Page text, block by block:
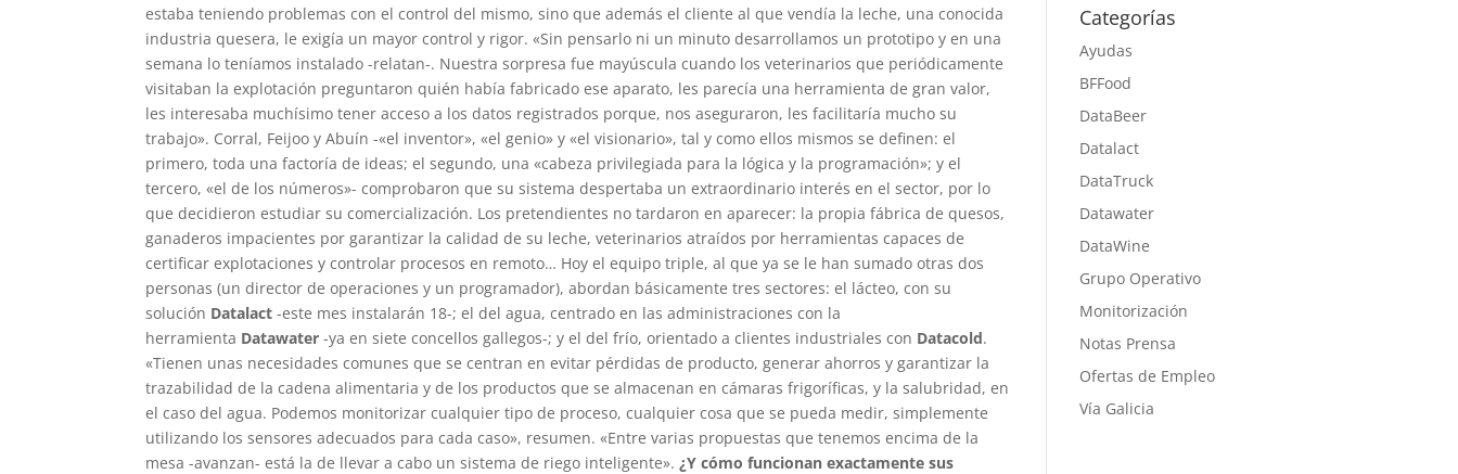
estaba teniendo problemas con el control del mismo, sino que además el cliente al que vendía la leche, una conocida
industria quesera, le exigía un mayor control y rigor. «Sin pensarlo ni un minuto desarrollamos un prototipo y en una
semana lo teníamos instalado -relatan-. Nuestra sorpresa fue mayúscula cuando los veterinarios que periódicamente
visitaban la explotación preguntaron quién había fabricado ese aparato, les parecía una herramienta de gran valor,
les interesaba muchísimo tener acceso a los datos registrados porque, nos aseguraron, les facilitaría mucho su
trabajo». Corral, Feijoo y Abuín -«el inventor», «el genio» y «el visionario», tal y como ellos mismos se definen: el
primero, toda una factoría de ideas; el segundo, una «cabeza privilegiada para la lógica y la programación»; y el
tercero, «el de los números»- comprobaron que su sistema despertaba un extraordinario interés en el sector, por lo
que decidieron estudiar su comercialización. Los pretendientes no tardaron en aparecer: la propia fábrica de quesos,
ganaderos impacientes por garantizar la calidad de su leche, veterinarios atraídos por herramientas capaces de
certificar explotaciones y controlar procesos en remoto… Hoy el equipo triple, al que ya se le han sumado otras dos
personas (un director de operaciones y un programador), abordan básicamente tres sectores: el lácteo, con su
solución Datalact-este mes instalarán 18-; el del agua, centrado en las administraciones con la
herramienta Datawater-ya en siete concellos gallegos-; y el del frío, orientado a clientes industriales con Datacold.
«Tienen unas necesidades comunes que se centran en evitar pérdidas de producto, generar ahorros y garantizar la
trazabilidad de la cadena alimentaria y de los productos que se almacenan en cámaras frigoríficas, y la salubridad, en
el caso del agua. Podemos monitorizar cualquier tipo de proceso, cualquier cosa que se pueda medir, simplemente
utilizando los sensores adecuados para cada caso», resumen. «Entre varias propuestas que tenemos encima de la
mesa -avanzan- está la de llevar a cabo un sistema de riego inteligente». ¿Y cómo funcionan exactamente sus
Categorías
Ayudas
BFFood
DataBeer
Datalact
DataTruck
Datawater
DataWine
Grupo Operativo
Monitorización
Notas Prensa
Ofertas de Empleo
Vía Galicia